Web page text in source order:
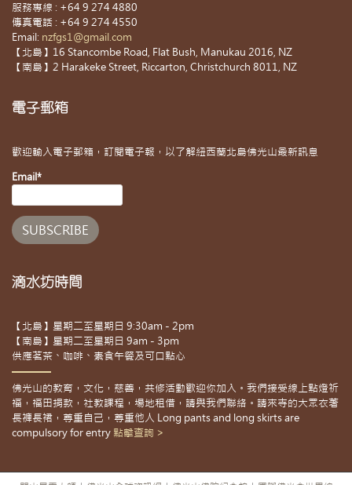
服務專線 : +64 9 274 4880
傳真電話 : +64 9 274 4550
Email: nzfgs1@gmail.com
【北島】16 Stancombe Road, Flat Bush, Manukau 2016, NZ
【南島】2 Harakeke Street, Riccarton, Christchurch 8011, NZ
電子郵箱
歡迎輸入電子郵箱，訂閱電子報，以了解紐西蘭北島佛光山最新訊息
Email*
滴水坊時間
【北島】星期二至星期日 9:30am - 2pm
【南島】星期二至星期日 9am - 3pm
供應茗茶、咖啡、素食午餐及可口點心
佛光山的教育，文化，慈善，共修活動歡迎你加入。我們接受線上點燈祈
福，福田捐款，社教課程，場地租借，請與我們聯絡。請來寺的大眾衣著
長褲長裙，尊重自己，尊重他人 Long pants and long skirts are
compulsory for entry 點擊查詢 >